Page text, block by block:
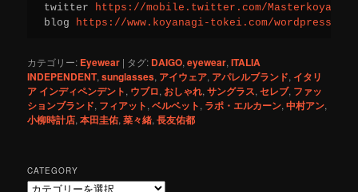
twitter
https://mobile.twitter.com/Masterkoyanagi
blog
https://www.koyanagi-tokei.com/wordpress/
カテゴリー: Eyewear | タグ: DAIGO,eyewear,ITALIA
INDEPENDENT,sunglasses, アイウェア, アパレルブランド, イタリ
ア インディペンデント, ウブロ, おしゃれ,サングラス,セレブ, ファッ
ションブランド, フィアット,ベルベット, ラポ・エルカーン,中村アン,
小柳時計店,本田圭佑,菜々緒,長友佑都
CATEGORY
C